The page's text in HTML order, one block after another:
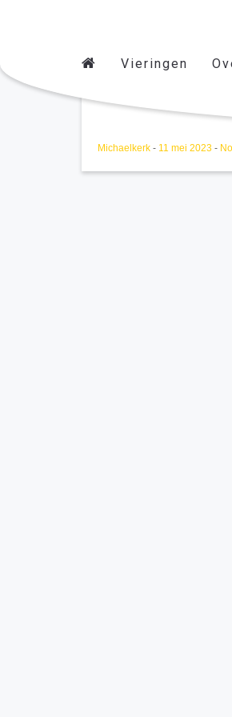
Vieringen
Michaelkerk - 11 mei 2023 -